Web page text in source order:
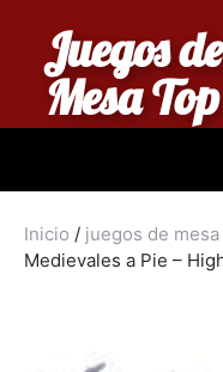
Juegos de
Mesa Top
Inicio / juegos de mesa
Medievales a Pie –